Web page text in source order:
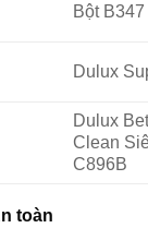
Bột B347
Dulux
Dulux
Clean
C896B
toàn